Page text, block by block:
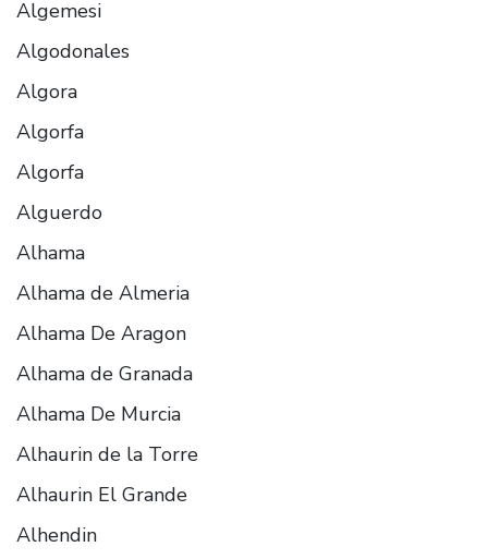
Algemesi
Algodonales
Algora
Algorfa
Algorfa
Alguerdo
Alhama
Alhama de Almeria
Alhama De Aragon
Alhama de Granada
Alhama De Murcia
Alhaurin de la Torre
Alhaurin El Grande
Alhendin